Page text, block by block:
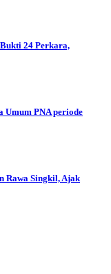
24 Perkara,
Umum PNA periode
Rawa Singkil, Ajak